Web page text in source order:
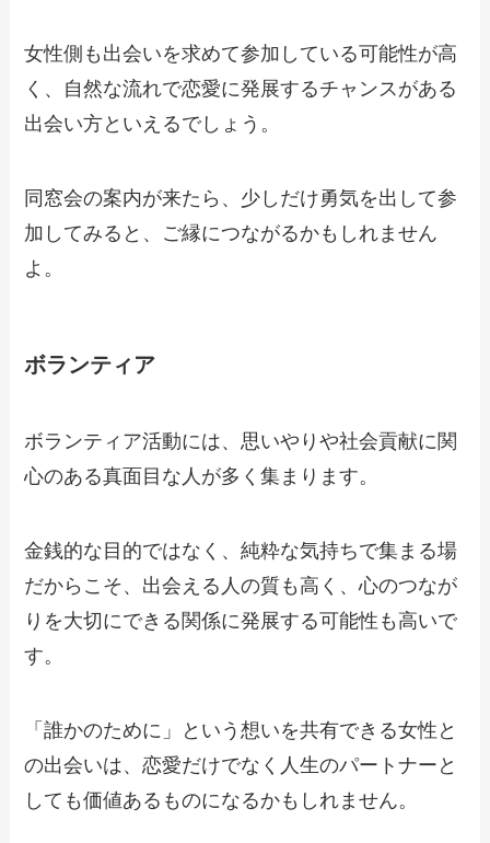
女性側も出会いを求めて参加している可能性が高
く、自然な流れで恋愛に発展するチャンスがある
出会い方といえるでしょう。
同窓会の案内が来たら、少しだけ勇気を出して参
加してみると、ご縁につながるかもしれません
よ。
ボランティア
ボランティア活動には、思いやりや社会貢献に関
心のある真面目な人が多く集まります。
金銭的な目的ではなく、純粋な気持ちで集まる場
だからこそ、出会える人の質も高く、心のつなが
りを大切にできる関係に発展する可能性も高いで
す。
「誰かのために」という想いを共有できる女性と
の出会いは、恋愛だけでなく人生のパートナーと
しても価値あるものになるかもしれません。